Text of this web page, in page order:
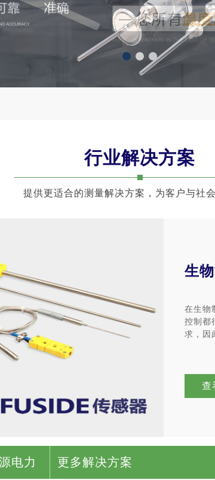
1 2 3
行业解决方案
提供更适合的测量解决方案，为客户与社
生
在生物
控制都
求，因
查
电力 更多解决方案